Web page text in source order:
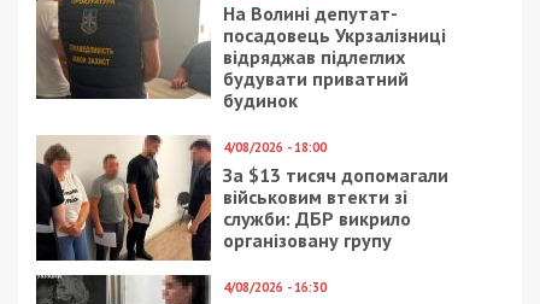
На Волині депутат-
посадовець Укрзалізниці
відряджав підлеглих
будувати приватний
будинок
4/08/2026 - 18:00
За $13 тисяч допомагали
військовим втекти зі
служби: ДБР викрило
організовану групу
4/08/2026 - 16:30